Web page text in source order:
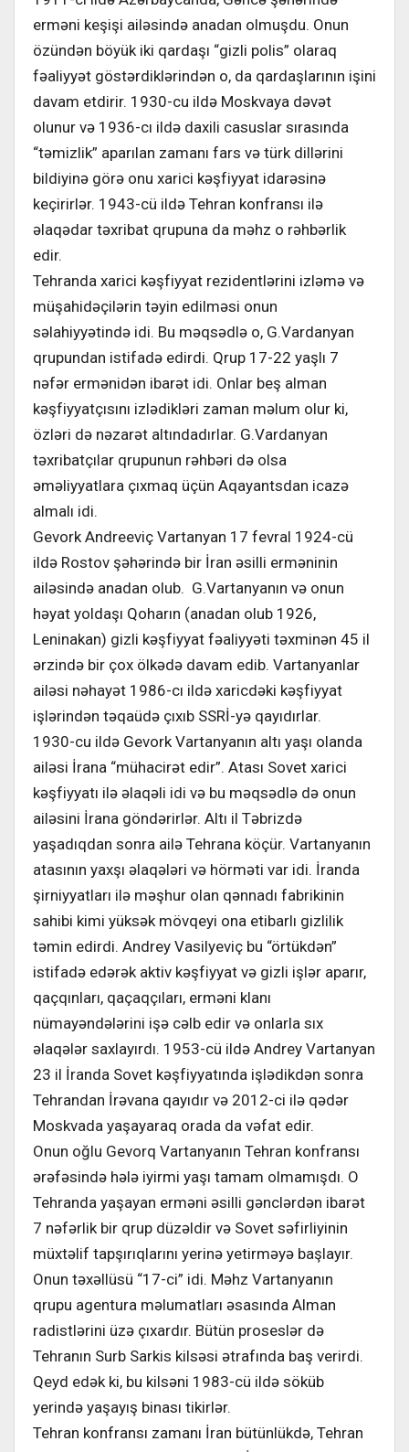
erməni keşişi ailəsində anadan olmuşdu. Onun
özündən böyük iki qardaşı “gizli polis” olaraq
fəaliyyət göstərdiklərindən o, da qardaşlarının işini
davam etdirir. 1930-cu ildə Moskvaya dəvət
olunur və 1936-cı ildə daxili casuslar sırasında
“təmizlik” aparılan zamanı fars və türk dillərini
bildiyinə görə onu xarici kəşfiyyat idarəsinə
keçirirlər. 1943-cü ildə Tehran konfransı ilə
əlaqədar təxribat qrupuna da məhz o rəhbərlik
edir.
Tehranda xarici kəşfiyyat rezidentlərini izləmə və
müşahidəçilərin təyin edilməsi onun
səlahiyyətində idi. Bu məqsədlə o, G.Vardanyan
qrupundan istifadə edirdi. Qrup 17-22 yaşlı 7
nəfər ermənidən ibarət idi. Onlar beş alman
kəşfiyyatçısını izlədikləri zaman məlum olur ki,
özləri də nəzarət altındadırlar. G.Vardanyan
təxribatçılar qrupunun rəhbəri də olsa
əməliyyatlara çıxmaq üçün Aqayantsdan icazə
almalı idi.
Gevork Andreeviç Vartanyan 17 fevral 1924-cü
ildə Rostov şəhərində bir İran əsilli erməninin
ailəsində anadan olub. G.Vartanyanın və onun
həyat yoldaşı Qoharın (anadan olub 1926,
Leninakan) gizli kəşfiyyat fəaliyyəti təxminən 45 il
ərzində bir çox ölkədə davam edib. Vartanyanlar
ailəsi nəhayət 1986-cı ildə xaricdəki kəşfiyyat
işlərindən təqaüdə çıxıb SSRİ-yə qayıdırlar.
1930-cu ildə Gevork Vartanyanın altı yaşı olanda
ailəsi İrana “mühacirət edir”. Atası Sovet xarici
kəşfiyyatı ilə əlaqəli idi və bu məqsədlə də onun
ailəsini İrana göndərirlər. Altı il Təbrizdə
yaşadıqdan sonra ailə Tehrana köçür. Vartanyanın
atasının yaxşı əlaqələri və hörməti var idi. İranda
şirniyyatları ilə məşhur olan qənnadı fabrikinin
sahibi kimi yüksək mövqeyi ona etibarlı gizlilik
təmin edirdi. Andrey Vasilyeviç bu “örtükdən”
istifadə edərək aktiv kəşfiyyat və gizli işlər aparır,
qaçqınları, qaçaqçıları, erməni klanı
nümayəndələrini işə cəlb edir və onlarla sıx
əlaqələr saxlayırdı. 1953-cü ildə Andrey Vartanyan
23 il İranda Sovet kəşfiyyatında işlədikdən sonra
Tehrandan İrəvana qayıdır və 2012-ci ilə qədər
Moskvada yaşayaraq orada da vəfat edir.
Onun oğlu Gevorq Vartanyanın Tehran konfransı
ərəfəsində hələ iyirmi yaşı tamam olmamışdı. O
Tehranda yaşayan erməni əsilli gənclərdən ibarət
7 nəfərlik bir qrup düzəldir və Sovet səfirliyinin
müxtəlif tapşırıqlarını yerinə yetirməyə başlayır.
Onun təxəllüsü “17-ci” idi. Məhz Vartanyanın
qrupu agentura məlumatları əsasında Alman
radistlərini üzə çıxardır. Bütün proseslər də
Tehranın Surb Sarkis kilsəsi ətrafında baş verirdi.
Qeyd edək ki, bu kilsəni 1983-cü ildə söküb
yerində yaşayış binası tikirlər.
Tehran konfransı zamanı İran bütünlükdə, Tehran